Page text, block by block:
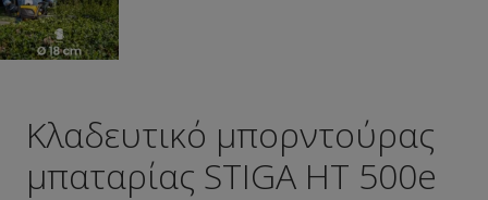
Κλαδευτικό μπορντούρας
μπαταρίας STIGA ΗΤ 500e